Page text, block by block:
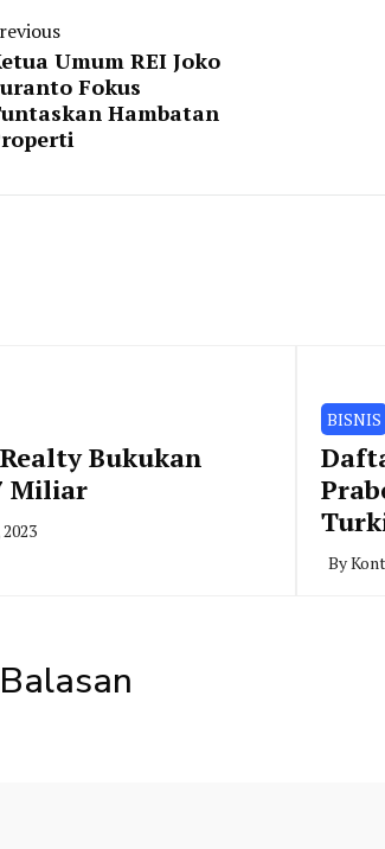
Umum REI Joko
Fokus
Hambatan
Bukukan
Miliar
BISNIS
By